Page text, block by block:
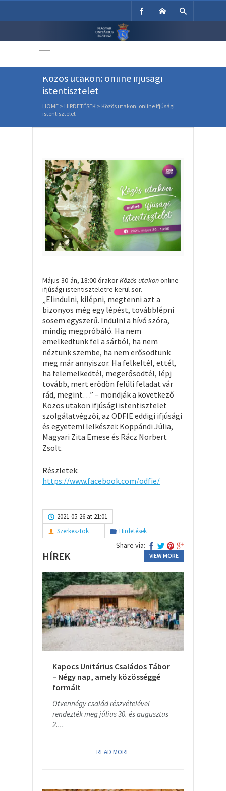
Unitárius Egyház
Közös utakon: online ifjúsági
istentisztelet
HOME > HIRDETÉSEK > Közös utakon: online ifjúsági
istentisztelet
Május 30-án, 18:00 órakorKözös utakononline
ifjúsági istentiszteletre kerül sor.
„Elindulni, kilépni, megtenni azt a
bizonyos még egy lépést, továbblépni
sosem egyszerű. Indulni a hívó szóra,
mindig megpróbáló. Ha nem
emelkedtünk fel a sárból, ha nem
néztünk szembe, ha nem erősödtünk
meg már annyiszor. Ha felkeltél, ettél,
ha felemelkedtél, megerősödtél, lépj
tovább, mert erődön felüli feladat vár
rád, megint…” – mondják a következő
Közös utakon ifjúsági istentisztelet
szolgálatvégzői, az ODFIE eddigi ifjúsági
és egyetemi lelkészei: Koppándi Júlia,
Magyari Zita Emese és Rácz Norbert
Zsolt.
Részletek:
https://www.facebook.com/odfie/
2021-05-26 at 21:01
Szerkesztok
Hirdetések
Share via:
HÍREK VIEW MORE
Kapocs Unitárius Családos Tábor
– Négy nap, amely közösséggé
formált
Ötvennégy család részvételével
rendezték meg július 30. és augusztus
2....
READ MORE